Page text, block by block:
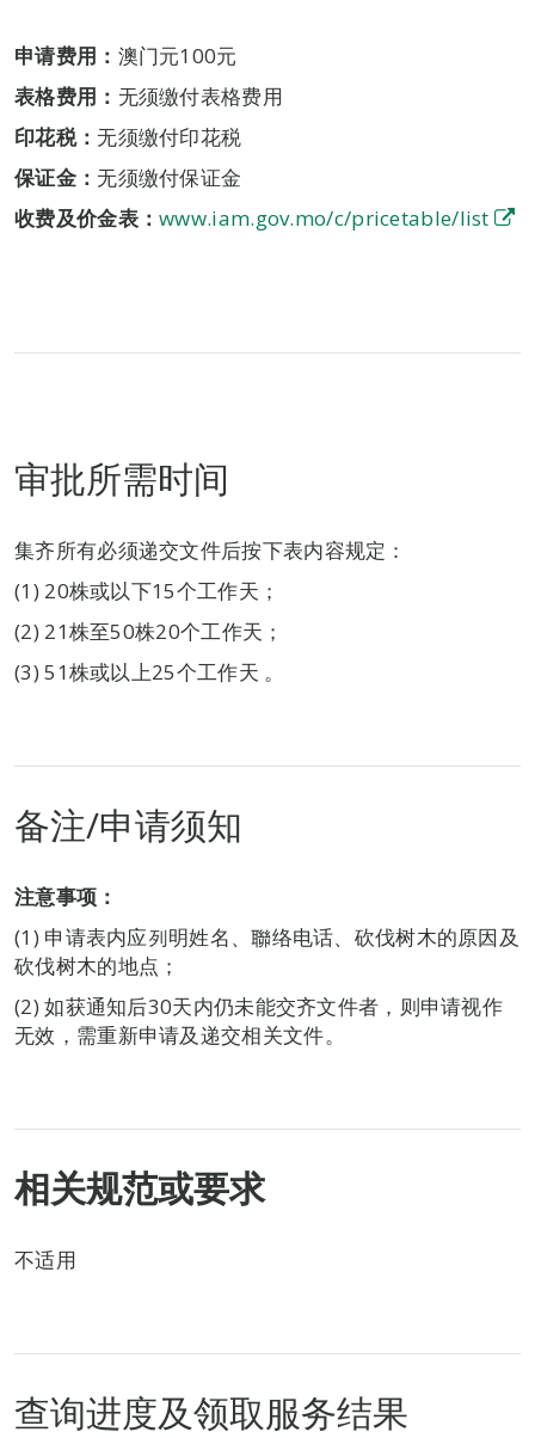
申请费用： 澳门元100元
表格费用： 无须缴付表格费用
印花税：无须缴付印花税
保证金：无须缴付保证金
收费及价金表：www.iam.gov.mo/c/pricetable/list
审批所需时间
集齐所有必须递交文件后按下表内容规定：
(1) 20株或以下15个工作天；
(2) 21株至50株20个工作天；
(3) 51株或以上25个工作天 。
备注/申请须知
注意事项：
(1) 申请表内应列明姓名、聯络电话、砍伐树木的原因及
砍伐树木的地点；
(2) 如获通知后30天内仍未能交齐文件者，则申请视作
无效，需重新申请及递交相关文件。
相关规范或要求
不适用
查询进度及领取服务结果